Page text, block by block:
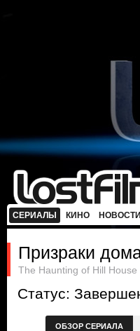
СЕРИАЛЫ КИНО НОВОСТИ
Призраки
The Haunting of Hill House
Статус:
ОБЗОР СЕРИАЛА